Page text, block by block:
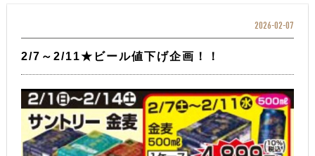
2026-02-07
2/7～2/11★ビール値下げ企画！！